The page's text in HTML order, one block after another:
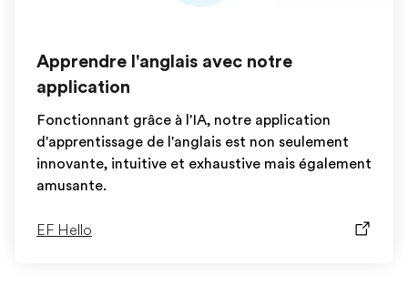
Apprendre l'anglais avec notre
application
Fonctionnant grâce à l'IA, notre application
d'apprentissage de l'anglais est non seulement
innovante, intuitive et exhaustive mais également
amusante.
EF Hello